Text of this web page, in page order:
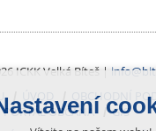
ICKK Velká Bíteš |
ÚVOD
OBCHODNÍ
PORTÁL OBČANA
GIS